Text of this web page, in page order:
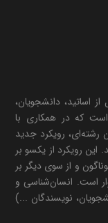
دانشجویان،
که در همکاری با
رویکرد جدید
رویکرد از یکسو بر
و از سوی دیگر بر
است. انسان‌شناسی و
نویسندگان ...)